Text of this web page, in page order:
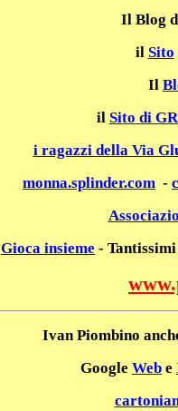
Il Blog
il Sito
Il
il Sito di
i ragazzi della Via
monna.splinder.com -
Gioca insieme -
Ivan Piombino
Google Web e